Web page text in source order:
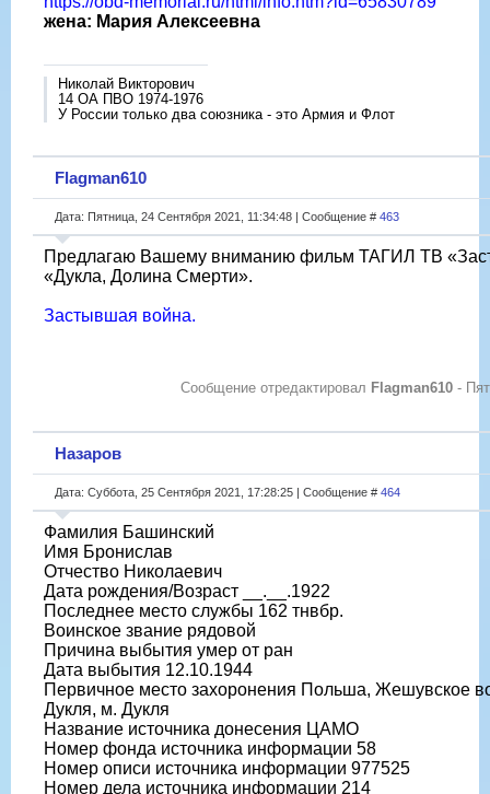
жена: Мария Алексеевна
Николай Викторович
14 ОА ПВО 1974-1976
У России только два союзника - это Армия и Флот
Flagman610
Дата: Пятница, 24 Сентября 2021, 11:34:48 | Сообщение # 463
Предлагаю Вашему вниманию фильм ТАГИЛ ТВ
«Дукла, Долина Смерти».
Застывшая война.
Сообщение отредактировал Flagman610 -
Назаров
Дата: Суббота, 25 Сентября 2021, 17:28:25 | Сообщение # 464
Фамилия Башинский
Имя Бронислав
Отчество Николаевич
Дата рождения/Возраст __.__.1922
Последнее место службы 162 тнвбр.
Воинское звание рядовой
Причина выбытия умер от ран
Дата выбытия 12.10.1944
Первичное место захоронения Польша, Жешувское
Дукля, м. Дукля
Название источника донесения ЦАМО
Номер фонда источника информации 58
Номер описи источника информации 977525
Номер дела источника информации 214